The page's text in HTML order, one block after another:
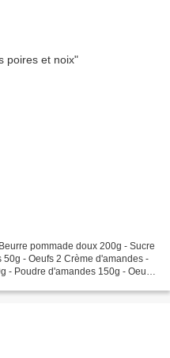
pommade doux 200g - Sucre
- Oeufs 2 Crème d'amandes -
- Poudre d'amandes 150g - Oeufs